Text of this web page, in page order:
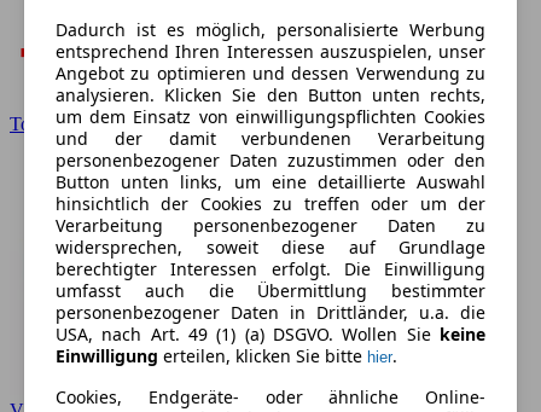
Toyota
Dadurch ist es möglich, personalisierte Werbung
entsprechend Ihren Interessen auszuspielen, unser
Angebot zu optimieren und dessen Verwendung zu
analysieren. Klicken Sie den Button unten rechts,
um dem Einsatz von einwilligungspflichten Cookies
und der damit verbundenen Verarbeitung
personenbezogener Daten zuzustimmen oder den
Button unten links, um eine detaillierte Auswahl
hinsichtlich der Cookies zu treffen oder um der
Verarbeitung personenbezogener Daten zu
widersprechen, soweit diese auf Grundlage
berechtigter Interessen erfolgt. Die Einwilligung
umfasst auch die Übermittlung bestimmter
personenbezogener Daten in Drittländer, u.a. die
USA, nach Art. 49 (1) (a) DSGVO. Wollen Sie keine
Einwilligung erteilen, klicken Sie bitte hier.
Cookies, Endgeräte- oder ähnliche Online-